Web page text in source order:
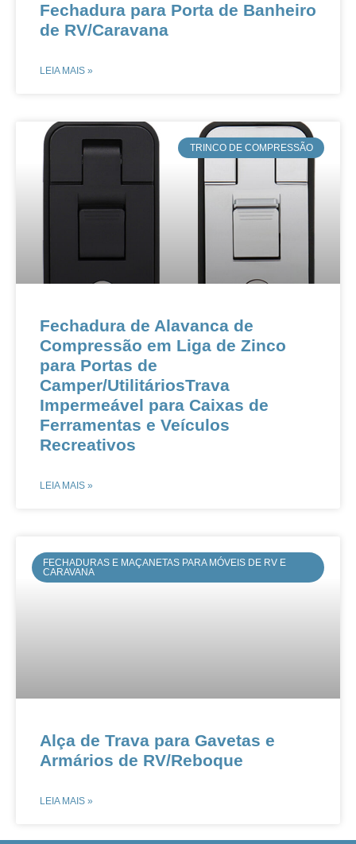
Fechadura para Porta de Banheiro
de RV/Caravana
LEIA MAIS »
​TRINCO DE COMPRESSÃO
Fechadura de Alavanca de
Compressão em Liga de Zinco
para Portas de
Camper/UtilitáriosTrava
Impermeável para Caixas de
Ferramentas e Veículos
Recreativos
LEIA MAIS »
FECHADURAS E MAÇANETAS PARA MÓVEIS DE RV E
CARAVANA
Alça de Trava para Gavetas e
Armários de RV/Reboque​​
LEIA MAIS »